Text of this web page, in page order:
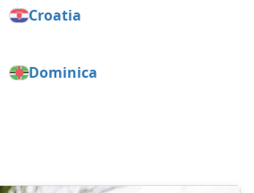
Croatia
Dominica